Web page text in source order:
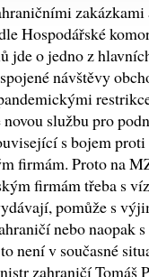
Hospodářské
jde o jedno z
návštěvy
službu pro
s bojem
firmám. Proto na
firmám třeba s
pomůže s
nebo naopak
není v současné
zahraničí Tomáš